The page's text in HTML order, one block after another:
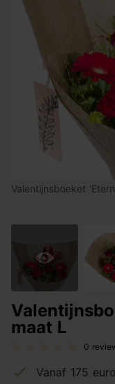
Valentijnsboeket
maat L
0
Vanaf 175